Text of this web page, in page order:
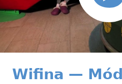
Wifina —